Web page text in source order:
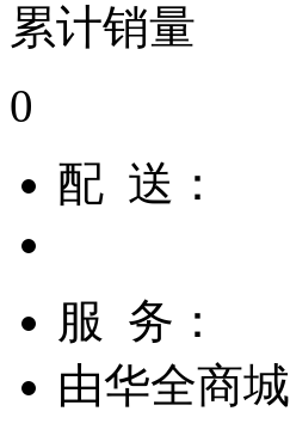
累计销量
0
配 送：
服 务：
由华全商城